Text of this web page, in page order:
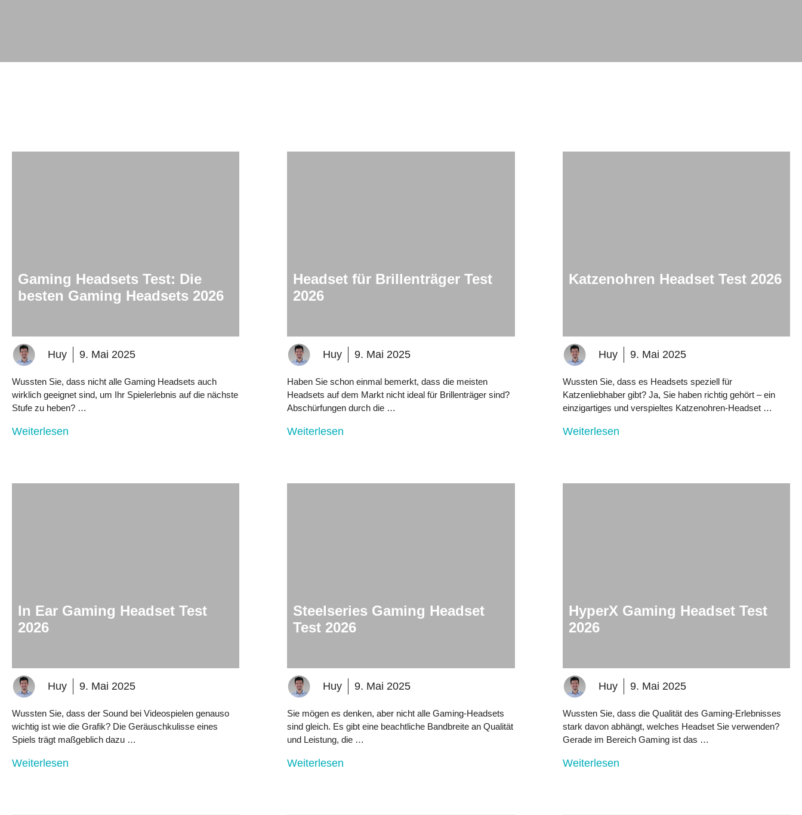
Gaming Headsets Test: Die
besten Gaming Headsets 2026
Huy 9. Mai 2025
Wussten Sie, dass nicht alle Gaming Headsets auch
wirklich geeignet sind, um Ihr Spielerlebnis auf die nächste
Stufe zu heben? …
Weiterlesen
Headset für Brillenträger Test
2026
Huy 9. Mai 2025
Haben Sie schon einmal bemerkt, dass die meisten
Headsets auf dem Markt nicht ideal für Brillenträger sind?
Abschürfungen durch die …
Weiterlesen
Katzenohren Headset Test 2026
Huy 9. Mai 2025
Wussten Sie, dass es Headsets speziell für
Katzenliebhaber gibt? Ja, Sie haben richtig gehört – ein
einzigartiges und verspieltes Katzenohren-Headset …
Weiterlesen
In Ear Gaming Headset Test
2026
Huy 9. Mai 2025
Wussten Sie, dass der Sound bei Videospielen genauso
wichtig ist wie die Grafik? Die Geräuschkulisse eines
Spiels trägt maßgeblich dazu …
Weiterlesen
Steelseries Gaming Headset
Test 2026
Huy 9. Mai 2025
Sie mögen es denken, aber nicht alle Gaming-Headsets
sind gleich. Es gibt eine beachtliche Bandbreite an Qualität
und Leistung, die …
Weiterlesen
HyperX Gaming Headset Test
2026
Huy 9. Mai 2025
Wussten Sie, dass die Qualität des Gaming-Erlebnisses
stark davon abhängt, welches Headset Sie verwenden?
Gerade im Bereich Gaming ist das …
Weiterlesen